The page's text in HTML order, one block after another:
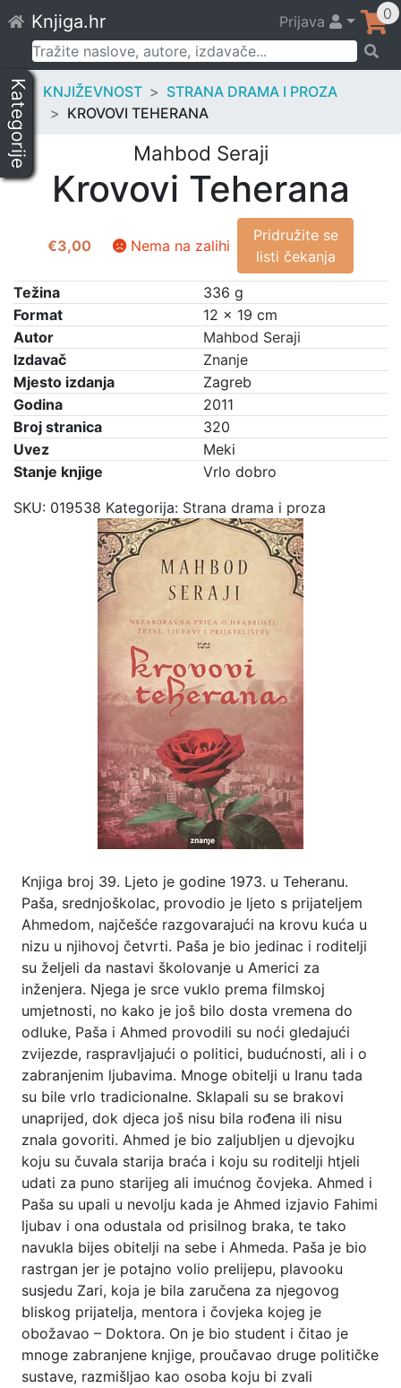
to
content
Knjiga.hr Prijava 0
Pretraži:
Kategorije KNJIŽEVNOST
STRANA DRAMA I PROZA
KROVOVI TEHERANA
Mahbod Seraji
Krovovi Teherana
€3,00 Nema na zalihi
Pridružite se
listi čekanja
Težina
336 g
Format
12 × 19 cm
Autor
Mahbod Seraji
Izdavač
Znanje
Mjesto izdanja
Zagreb
Godina
2011
Broj stranica
320
Uvez
Meki
Stanje knjige
Vrlo dobro
SKU: 019538 Kategorija: Strana drama i proza
Knjiga broj 39. Ljeto je godine 1973. u Teheranu.
Paša, srednjoškolac, provodio je ljeto s prijateljem
Ahmedom, najčešće razgovarajući na krovu kuća u
nizu u njihovoj četvrti. Paša je bio jedinac i roditelji
su željeli da nastavi školovanje u Americi za
inženjera. Njega je srce vuklo prema filmskoj
umjetnosti, no kako je još bilo dosta vremena do
odluke, Paša i Ahmed provodili su noći gledajući
zvijezde, raspravljajući o politici, budućnosti, ali i o
zabranjenim ljubavima. Mnoge obitelji u Iranu tada
su bile vrlo tradicionalne. Sklapali su se brakovi
unaprijed, dok djeca još nisu bila rođena ili nisu
znala govoriti. Ahmed je bio zaljubljen u djevojku
koju su čuvala starija braća i koju su roditelji htjeli
udati za puno starijeg ali imućnog čovjeka. Ahmed i
Paša su upali u nevolju kada je Ahmed izjavio Fahimi
ljubav i ona odustala od prisilnog braka, te tako
navukla bijes obitelji na sebe i Ahmeda. Paša je bio
rastrgan jer je potajno volio prelijepu, plavooku
susjedu Zari, koja je bila zaručena za njegovog
bliskog prijatelja, mentora i čovjeka kojeg je
obožavao – Doktora. On je bio student i čitao je
mnoge zabranjene knjige, proučavao druge političke
sustave, razmišljao kao osoba koju bi zvali